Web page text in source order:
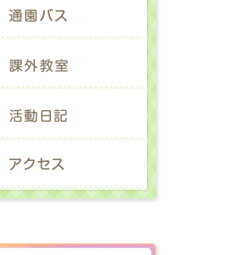
課外教室
活動日記
アクセス